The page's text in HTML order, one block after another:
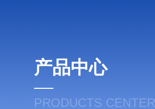
产品中心
PRODUCTS CENTER